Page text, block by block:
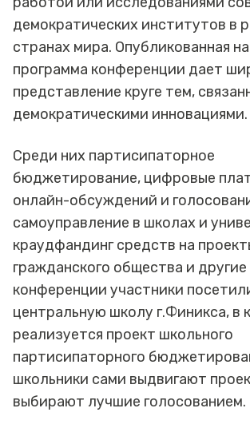
демократических институтов в
странах мира. Опубликованная
программа конференции дает
представление круге тем,
демократическими инновациями.
Среди них партисипаторное
бюджетирование, цифровые
онлайн-обсуждений и
самоуправление в школах и
краудфандинг средств на
гражданского общества и
конференции участники
центральную школу г.Финикса, в
реализуется проект школьного
партисипаторного
школьники сами выдвигают
выбирают лучшие голосованием.